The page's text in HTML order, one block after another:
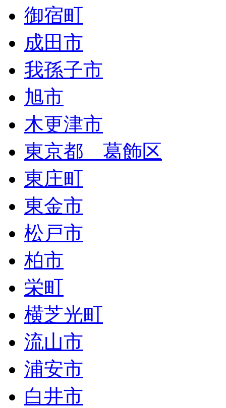
御宿町
成田市
我孫子市
旭市
木更津市
東京都 葛飾区
東庄町
東金市
松戸市
柏市
栄町
横芝光町
流山市
浦安市
白井市